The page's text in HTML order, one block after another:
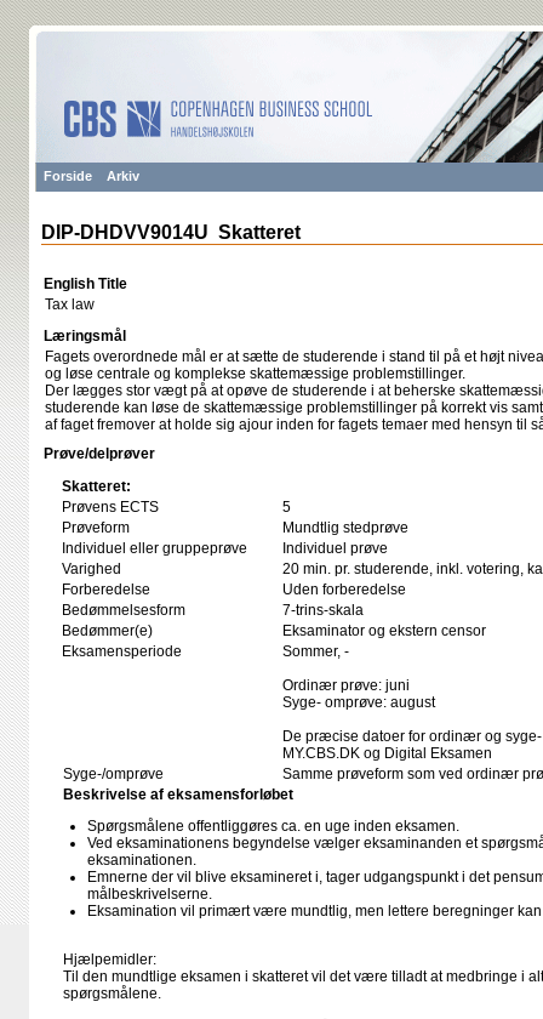
Forside Arkiv
DIP-DHDVV9014U Skatteret
English Title
Tax law
Læringsmål
Fagets overordnede mål er at sætte de studerende i stand til på et højt
og løse centrale og komplekse skattemæssige problemstillinger.
Der lægges stor vægt på at opøve de studerende i at beherske
studerende kan løse de skattemæssige problemstillinger på korrekt vis
af faget fremover at holde sig ajour inden for fagets temaer med hensyn til
Prøve/delprøver
Skatteret:
Prøvens ECTS
5
Prøveform
Mundtlig stedprøve
Individuel eller gruppeprøve
Individuel prøve
Varighed
20 min. pr. studerende, inkl. votering,
Forberedelse
Uden forberedelse
Bedømmelsesform
7-trins-skala
Bedømmer(e)
Eksaminator og ekstern censor
Eksamensperiode
Sommer, -
Ordinær prøve: juni
Syge- omprøve: august
De præcise datoer for ordinær og
MY.CBS.DK og Digital Eksamen
Syge-/omprøve
Samme prøveform som ved ordinær
Beskrivelse af eksamensforløbet
Spørgsmålene offentliggøres ca. en uge inden eksamen.
Ved eksaminationens begyndelse vælger eksaminanden et
eksaminationen.
Emnerne der vil blive eksamineret i, tager udgangspunkt i det
målbeskrivelserne.
Eksamination vil primært være mundtlig, men lettere beregninger
Hjælpemidler:
Til den mundtlige eksamen i skatteret vil det være tilladt at medbringe i
spørgsmålene.